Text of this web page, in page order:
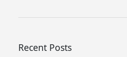
Recent Posts